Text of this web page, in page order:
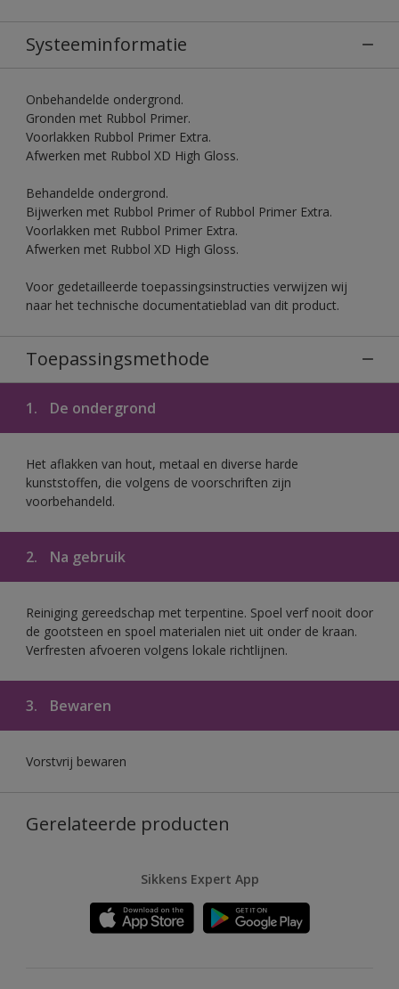
Systeeminformatie
Onbehandelde ondergrond.
Gronden met Rubbol Primer.
Voorlakken Rubbol Primer Extra.
Afwerken met Rubbol XD High Gloss.
Behandelde ondergrond.
Bijwerken met Rubbol Primer of Rubbol Primer Extra.
Voorlakken met Rubbol Primer Extra.
Afwerken met Rubbol XD High Gloss.
Voor gedetailleerde toepassingsinstructies verwijzen wij
naar het technische documentatieblad van dit product.
Toepassingsmethode
1. De ondergrond
Het aflakken van hout, metaal en diverse harde
kunststoffen, die volgens de voorschriften zijn
voorbehandeld.
2. Na gebruik
Reiniging gereedschap met terpentine. Spoel verf nooit door
de gootsteen en spoel materialen niet uit onder de kraan.
Verfresten afvoeren volgens lokale richtlijnen.
3. Bewaren
Vorstvrij bewaren
Gerelateerde producten
Sikkens Expert App